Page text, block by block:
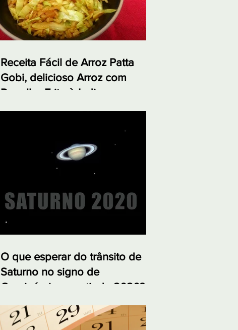
Receita Fácil de Arroz Patta
Gobi, delicioso Arroz com
Repolho Frito à Indiana
O que esperar do trânsito de
Saturno no signo de
Capricórnio a partir de 2020?